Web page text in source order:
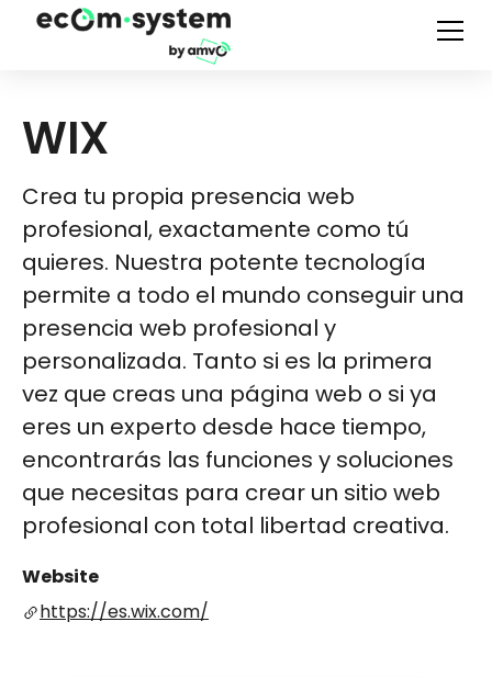
WIX
Crea tu propia presencia web
profesional, exactamente como tú
quieres. Nuestra potente tecnología
permite a todo el mundo conseguir una
presencia web profesional y
personalizada. Tanto si es la primera
vez que creas una página web o si ya
eres un experto desde hace tiempo,
encontrarás las funciones y soluciones
que necesitas para crear un sitio web
profesional con total libertad creativa.
Website
https://es.wix.com/